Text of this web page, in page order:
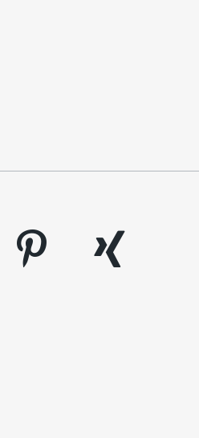
pinterest
xing